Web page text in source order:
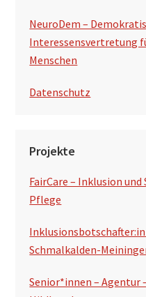
NeuroDem –
Interessensvertretung
Menschen
Datenschutz
Projekte
FairCare – Inklusion
Pflege
Schmalkalden-
Senior*innen – Agentur